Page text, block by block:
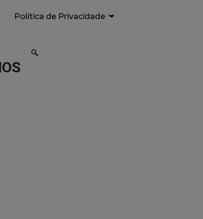
Política de Privacidade